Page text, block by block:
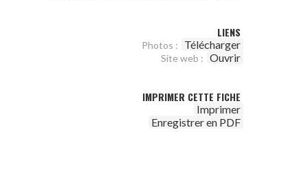
LIENS
Photos : Télécharger
Site web : Ouvrir
IMPRIMER CETTE FICHE
Imprimer
Enregistrer en PDF